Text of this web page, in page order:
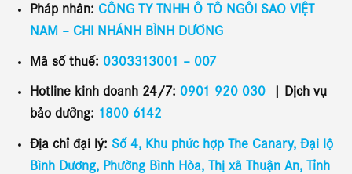
Pháp nhân: CÔNG TY TNHH Ô TÔ NGÔI SAO VIỆT
NAM – CHI NHÁNH BÌNH DƯƠNG
Mã số thuế: 0303313001 – 007
Hotline kinh doanh 24/7: 0901 920 030
Dịch vụ
bảo dưỡng: 1800 6142
Địa chỉ đại lý: Số 4, Khu phức hợp The Canary, Đại lộ
Bình Dương, Phường Bình Hòa, Thị xã Thuận An, Tỉnh